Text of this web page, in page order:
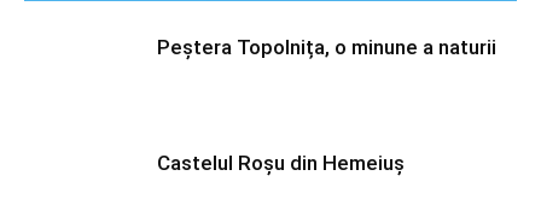
Peștera Topolnița, o minune a naturii
Castelul Roșu din Hemeiuș